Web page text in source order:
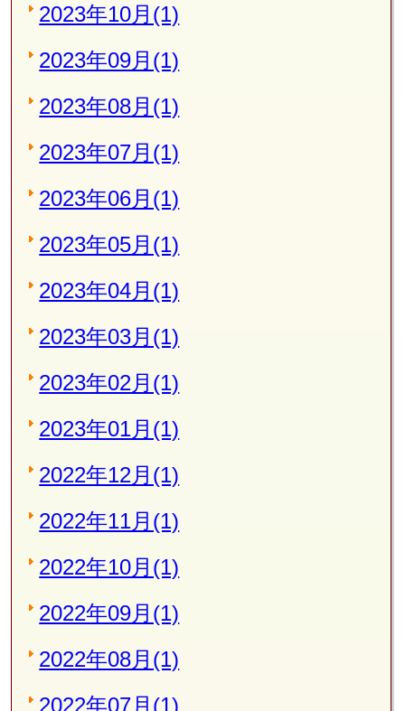
2023年10月(1)
2023年09月(1)
2023年08月(1)
2023年07月(1)
2023年06月(1)
2023年05月(1)
2023年04月(1)
2023年03月(1)
2023年02月(1)
2023年01月(1)
2022年12月(1)
2022年11月(1)
2022年10月(1)
2022年09月(1)
2022年08月(1)
2022年07月(1)